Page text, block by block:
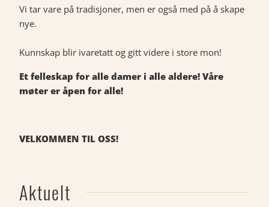
Vi tar vare på tradisjoner, men er også med på å skape
nye.
Kunnskap blir ivaretatt og gitt videre i store mon!
Et felleskap for alle damer i alle aldere! Våre
møter er åpen for alle!
VELKOMMEN TIL OSS!
Aktuelt